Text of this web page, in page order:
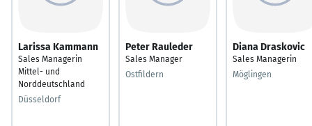
Larissa Kammann
Sales Managerin
Mittel- und
Norddeutschland
Düsseldorf
Peter Rauleder
Sales Manager
Ostfildern
Diana Draskovic
Sales Managerin
Möglingen